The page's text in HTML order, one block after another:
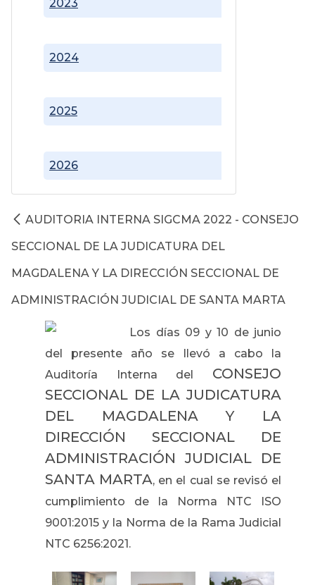
2023
2024
2025
2026
AUDITORIA INTERNA SIGCMA 2022 - CONSEJO
SECCIONAL DE LA JUDICATURA DEL
MAGDALENA Y LA DIRECCIÓN SECCIONAL DE
ADMINISTRACIÓN JUDICIAL DE SANTA MARTA
Los días 09 y 10 de junio
del presente año se llevó a cabo la
Auditoría Interna del CONSEJO
SECCIONAL DE LA JUDICATURA
DEL MAGDALENA Y LA
DIRECCIÓN SECCIONAL DE
ADMINISTRACIÓN JUDICIAL DE
SANTA MARTA, en el cual se revisó el
cumplimiento de la Norma NTC ISO
9001:2015 y la Norma de la Rama Judicial
NTC 6256:2021.